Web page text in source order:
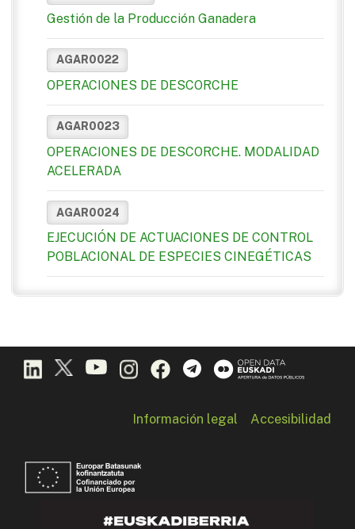
Gestión de la Producción Ganadera
AGAR0022
OPERACIONES DE DESCORCHE
AGAR0023
OPERACIONES DE DESCORCHE. MODALIDAD
ACELERADA
AGAR0024
EJECUCIÓN DE ACTUACIONES DE CONTROL
POBLACIONAL DE ESPECIES CINEGÉTICAS
Información legal Accesibilidad